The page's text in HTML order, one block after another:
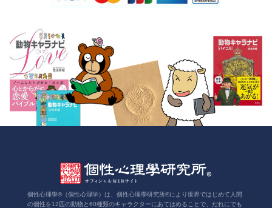
個性心理學®（個性心理学）は、個性心理學研究所®により世界ではじめて人間
の個性を12匹の動物と60種類のキャラクターにあてはめることで、だれにでも